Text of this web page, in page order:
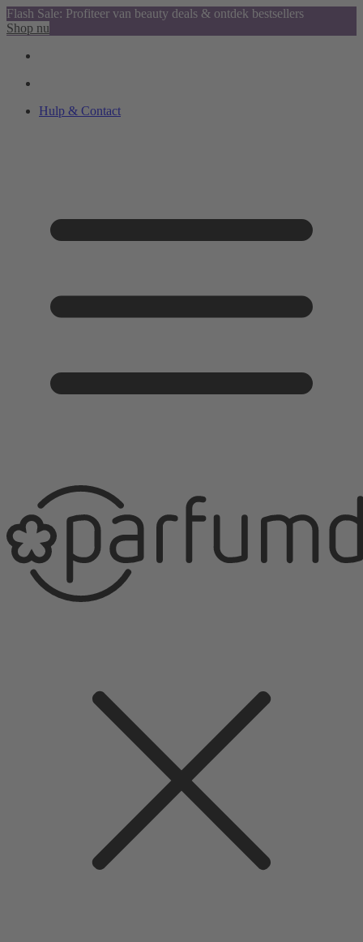
Flash Sale: Profiteer van beauty deals & ontdek bestsellers
Shop nu
Hulp & Contact